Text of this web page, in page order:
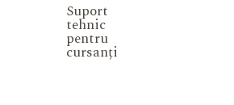
Suport
tehnic
pentru
cursanți